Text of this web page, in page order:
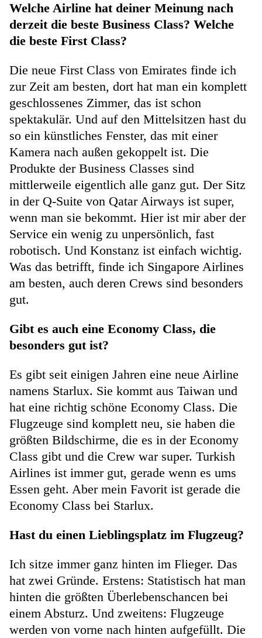
Welche Airline hat deiner Meinung nach
derzeit die beste Business Class? Welche
die beste First Class?
Die neue First Class von Emirates finde ich
zur Zeit am besten, dort hat man ein komplett
geschlossenes Zimmer, das ist schon
spektakulär. Und auf den Mittelsitzen hast du
so ein künstliches Fenster, das mit einer
Kamera nach außen gekoppelt ist. Die
Produkte der Business Classes sind
mittlerweile eigentlich alle ganz gut. Der Sitz
in der Q-Suite von Qatar Airways ist super,
wenn man sie bekommt. Hier ist mir aber der
Service ein wenig zu unpersönlich, fast
robotisch. Und Konstanz ist einfach wichtig.
Was das betrifft, finde ich Singapore Airlines
am besten, auch deren Crews sind besonders
gut.
Gibt es auch eine Economy Class, die
besonders gut ist?
Es gibt seit einigen Jahren eine neue Airline
namens Starlux. Sie kommt aus Taiwan und
hat eine richtig schöne Economy Class. Die
Flugzeuge sind komplett neu, sie haben die
größten Bildschirme, die es in der Economy
Class gibt und die Crew war super. Turkish
Airlines ist immer gut, gerade wenn es ums
Essen geht. Aber mein Favorit ist gerade die
Economy Class bei Starlux.
Hast du einen Lieblingsplatz im Flugzeug?
Ich sitze immer ganz hinten im Flieger. Das
hat zwei Gründe. Erstens: Statistisch hat man
hinten die größten Überlebenschancen bei
einem Absturz. Und zweitens: Flugzeuge
werden von vorne nach hinten aufgefüllt. Die